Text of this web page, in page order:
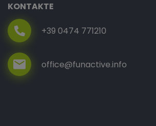
KONTAKTE
+39 0474 771210
office@funactive.info